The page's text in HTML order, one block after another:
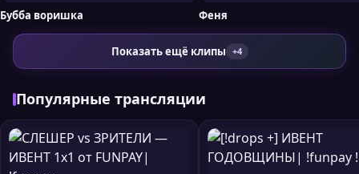
Бубба воришка Феня
Показать ещё клипы +4
Популярные трансляции